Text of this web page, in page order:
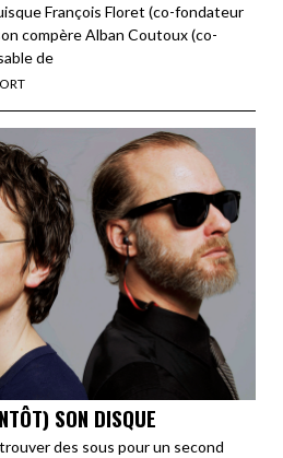
François Floret (co-fondateur
compère Alban Coutoux (co-
de
SON DISQUE
des sous pour un second